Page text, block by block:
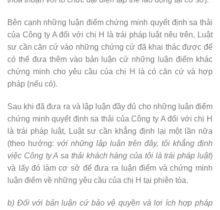
Bên cạnh những luận điểm chứng minh quyết định sa thải
của Công ty A đối với chị H là trái pháp luật nêu trên, Luật
sư cần căn cứ vào những chứng cứ đã khai thác được để
có thể đưa thêm vào bản luận cứ những luận điểm khác
chứng minh cho yêu cầu của chị H là có căn cứ và hợp
pháp (nếu có).
Sau khi đã đưa ra và lập luận đầy đủ cho những luận điểm
chứng minh quyết định sa thải của Công ty A đối với chị H
là trái pháp luật, Luật sư cần khẳng định lại một lần nữa
(theo hướng: với những lập luận trên đây, tôi khẳng định
việc Công ty A sa thải khách hàng của tôi là trái pháp luật)
và lấy đó làm cơ sở để đưa ra luận điểm và chứng minh
luận điểm về những yêu cầu của chị H tại phiên tòa.
b) Đối với bản luận cứ bảo vệ quyền và lợi ích hợp pháp